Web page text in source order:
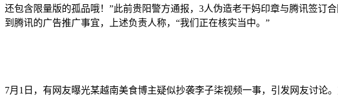
还包含限量版的孤品哦！”此前贵阳警方通报，3人伪造老干妈印章与腾讯签订
到腾讯的广告推广事宜，上述负责人称，“我们正在核实当中。”
7月1日，有网友曝光某越南美食博主疑似抄袭李子柒视频一事，引发网友讨论